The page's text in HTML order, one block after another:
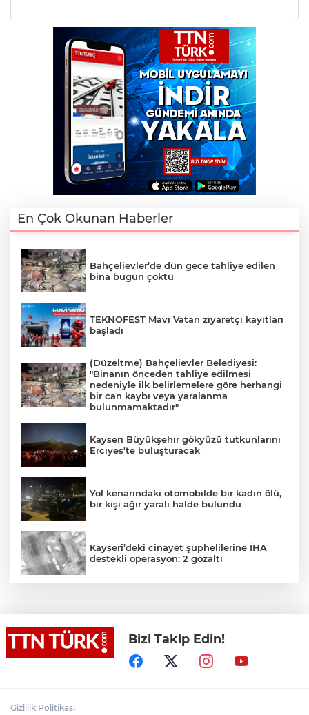
En Çok Okunan Haberler
Bahçelievler’de dün gece tahliye edilen
bina bugün çöktü
TEKNOFEST Mavi Vatan ziyaretçi kayıtları
başladı
(Düzeltme) Bahçelievler Belediyesi:
"Binanın önceden tahliye edilmesi
nedeniyle ilk belirlemelere göre herhangi
bir can kaybı veya yaralanma
bulunmamaktadır"
Kayseri Büyükşehir gökyüzü tutkunlarını
Erciyes'te buluşturacak
Yol kenarındaki otomobilde bir kadın ölü,
bir kişi ağır yaralı halde bulundu
Kayseri’deki cinayet şüphelilerine İHA
destekli operasyon: 2 gözaltı
Cumhurbaşkanı Erdoğan, MHP lideri
Devlet Bahçeli’yi kabul etti
Bizi Takip Edin!
Gizlilik Politikası